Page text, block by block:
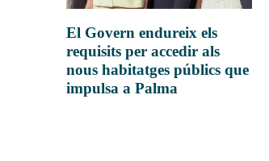
El Govern endureix els
requisits per accedir als
nous habitatges públics que
impulsa a Palma